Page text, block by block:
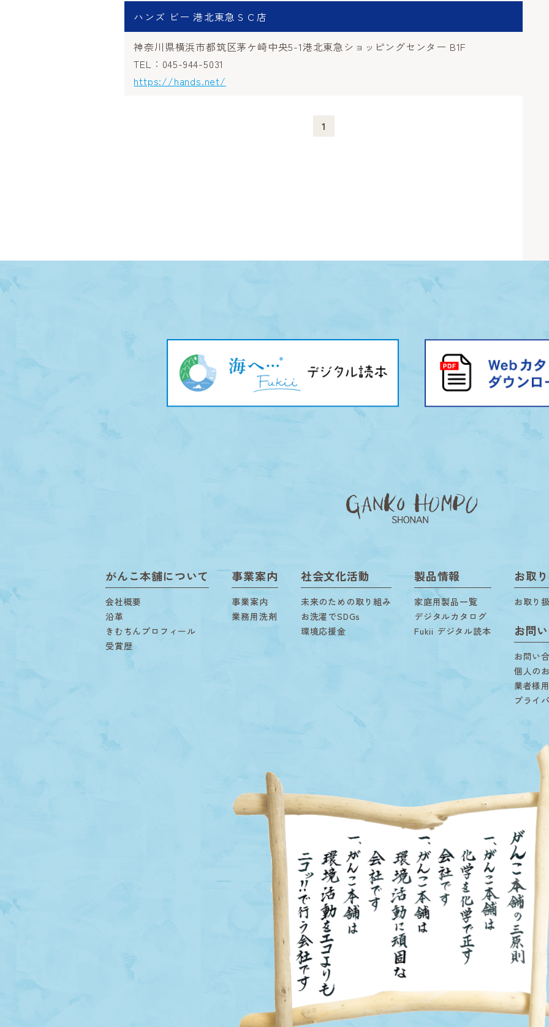
ハンズ ビー 港北東急ＳＣ店
神奈川県横浜市都筑区茅ケ崎中央5-1港北東急ショッピングセンター B1F
TEL：045-944-5031
https://hands.net/
1
がんこ本舗について
会社概要
沿革
きむちんプロフィール
受賞歴
事業案内
事業案内
業務用洗剤
社会文化活動
未来のための取り組み
お洗濯でSDGs
環境応援金
製品情報
家庭用製品一覧
デジタルカタログ
Fukii デジタル読本
お取
お取り
お問
お問い
個人の
業者様
プライ